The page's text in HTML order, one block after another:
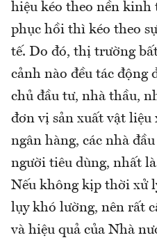
hiệu kéo theo nền kinh
phục hồi thì kéo theo
tế. Do đó, thị trường
cảnh nào đều tác động
chủ đầu tư, nhà thầu,
đơn vị sản xuất vật liệu
ngân hàng, các nhà
người tiêu dùng, nhất
Nếu không kịp thời xử
lụy khó lường, nên rất
và hiệu quả của Nhà